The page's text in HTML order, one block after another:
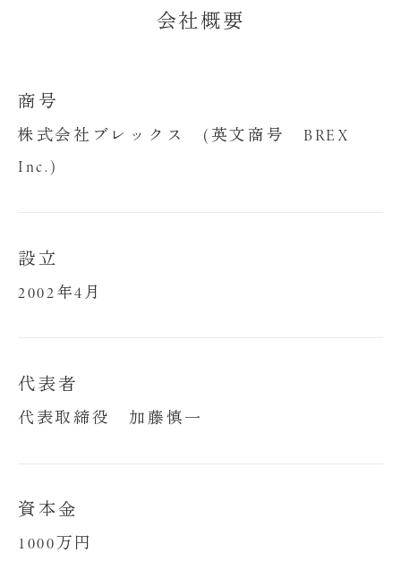
会社概要
商号
株式会社ブレックス (英文商号 BREX
Inc.)
設立
2002年4月
代表者
代表取締役 加藤慎一
資本金
1000万円